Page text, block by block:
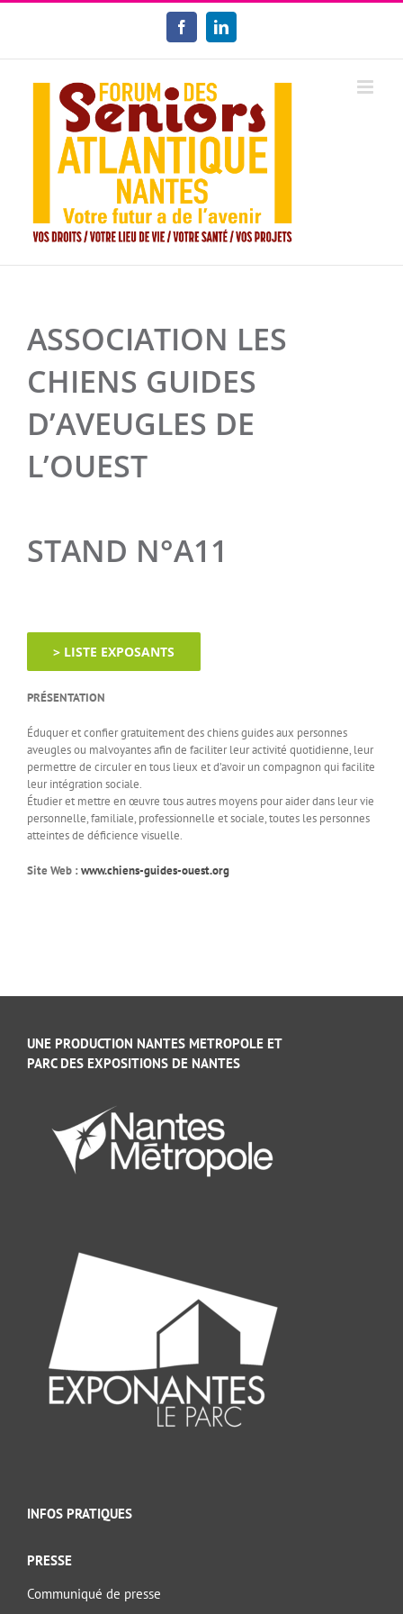
Passer
FacebookLinkedIn
ASSOCIATION LES
CHIENS GUIDES
D’AVEUGLES DE
L’OUEST
STAND N°A11
> LISTE EXPOSANTS
PRÉSENTATION
Éduquer et confier gratuitement des chiens guides aux personnes
aveugles ou malvoyantes afin de faciliter leur activité quotidienne, leur
permettre de circuler en tous lieux et d’avoir un compagnon qui facilite
leur intégration sociale.
Étudier et mettre en œuvre tous autres moyens pour aider dans leur vie
personnelle, familiale, professionnelle et sociale, toutes les personnes
atteintes de déficience visuelle.
Site Web : www.chiens-guides-ouest.org
UNE PRODUCTION NANTES METROPOLE ET
PARC DES EXPOSITIONS DE NANTES
INFOS PRATIQUES
PRESSE
Communiqué de presse